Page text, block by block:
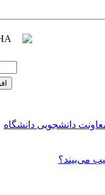
دانشجویی دانشگاه
می‌بیند؟